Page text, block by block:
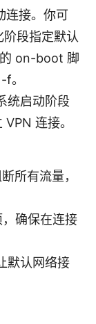
连接。你可
段指定默认
on-boot 脚
。
统启动阶段
连接。
所有流量，
确保在连接
默认网络接